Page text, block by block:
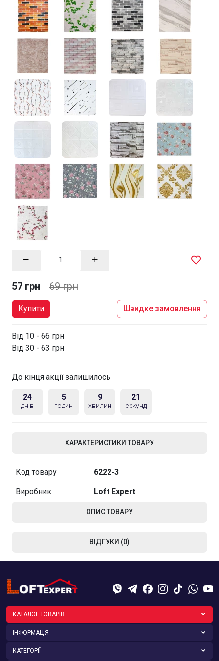
57 грн 69 грн
Купити Швидке замовлення
Від 10 - 66 грн
Від 30 - 63 грн
До кінця акції залишилось
24
днів
5
годин
9
хвилин
20
секунд
ХАРАКТЕРИСТИКИ ТОВАРУ
Код товару 6222-3
Виробник Loft Expert
ОПИС ТОВАРУ
ВІДГУКИ (0)
КАТАЛОГ ТОВАРІВ
ІНФОРМАЦІЯ
КАТЕГОРІЇ